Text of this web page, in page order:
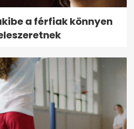
a férfiak könnyen